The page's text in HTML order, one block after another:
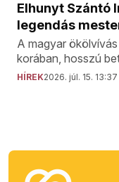
Elhunyt Szántó
legendás
A magyar
korában, hosszú
HÍREK2026. júl. 15. 13:37